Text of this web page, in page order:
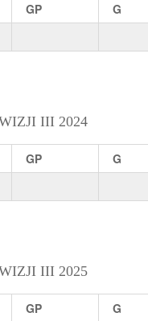
GP G
III 2024
GP G
III 2025
GP G